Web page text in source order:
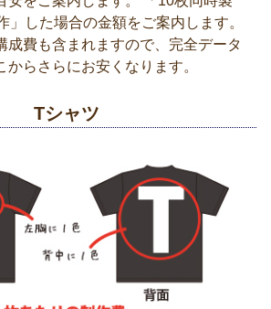
」した場合の金額をご案内します。
費も含まれますので、完全データ
からさらにお安くなります。
Tシャツ